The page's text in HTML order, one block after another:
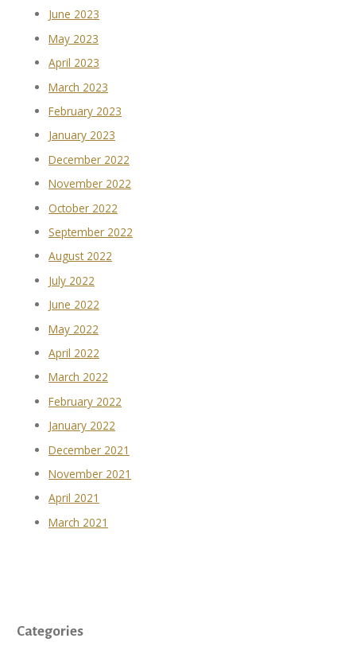
June 2023
May 2023
April 2023
March 2023
February 2023
January 2023
December 2022
November 2022
October 2022
September 2022
August 2022
July 2022
June 2022
May 2022
April 2022
March 2022
February 2022
January 2022
December 2021
November 2021
April 2021
March 2021
Categories